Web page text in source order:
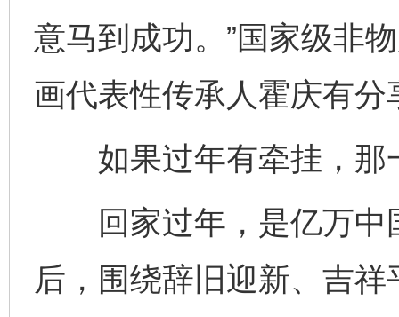
意马到成功。”国家级非
画代表性传承人霍庆有分
如果过年有牵挂，那
回家过年，是亿万中
后，围绕辞旧迎新、吉